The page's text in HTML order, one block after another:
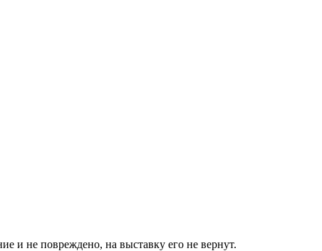
и не повреждено, на выставку его не вернут.